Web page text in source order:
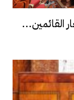
القائمين...